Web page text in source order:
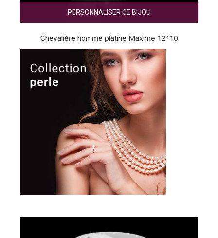
PERSONNALISER CE BIJOU
Chevalière homme platine Maxime 12*10